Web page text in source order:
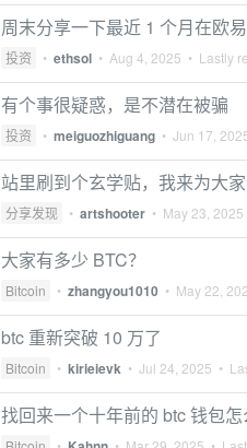
周末分享一下最近 1 个月在欧
投资 • ethsol • Aug 4, 2025 • Lastly
有个事很疑惑，是不潜在被骗
投资 • meiguozhiguang • Jun 17,
站里刷到个玄学贴，我来为大
分享发现 • artshooter • May 23, 2025
大家有多少 BTC？
Bitcoin • zhangyou1010 • May 22,
btc 重新突破 10 万了
Bitcoin • kirieievk • Jul 24, 2025 •
找回来一个十年前的 btc 钱包